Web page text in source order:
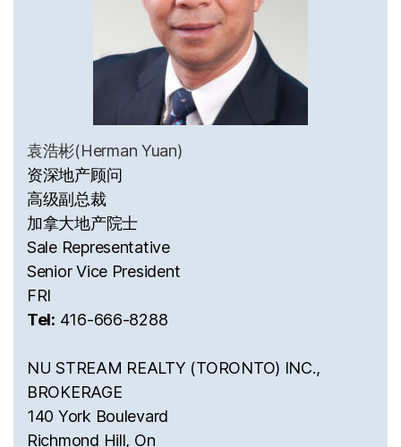
袁浩彬(Herman Yuan)
资深地产顾问
高级副总裁
加拿大地产院士
Sale Representative
Senior Vice President
FRI
Tel: 416-666-8288
NU STREAM REALTY (TORONTO) INC.,
BROKERAGE
140 York Boulevard
Richmond Hill, On